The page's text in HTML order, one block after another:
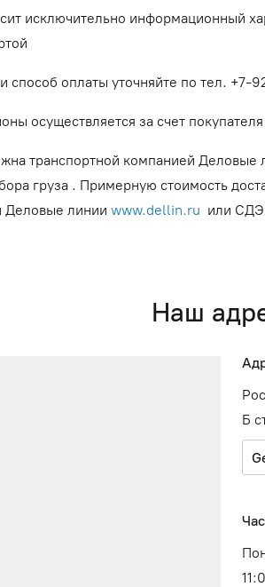
исключительно информационный
способ оплаты уточняйте по тел. +7-
осуществляется за счет покупателя
транспортной компанией
груза . Примерную стоимость
Деловые линии www.dellin.ru или
Наш
Б